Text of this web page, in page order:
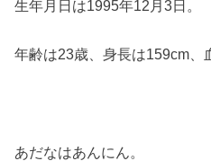
生年月日は1995年12月3日。
年齢は23歳、身長は159cm、
あだなはあんにん。